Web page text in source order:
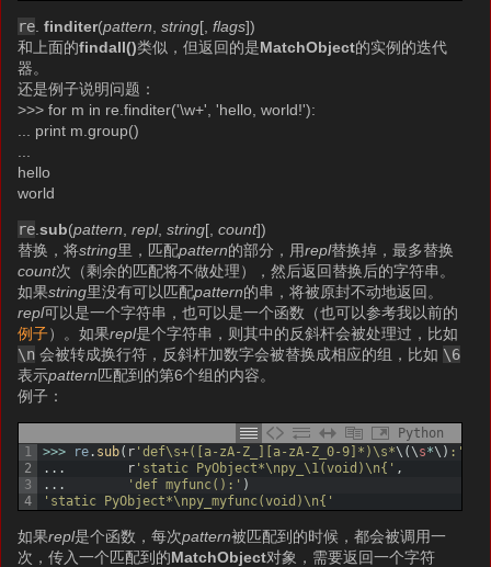
re finditer(pattern ,string[,flags])
和上面的findall()类似，但返回的是MatchObject的实例的迭代
器。
还是例子说明问题：
>>> for m in re.finditer('\w+', 'hello, world!'):
... print m.group()
hello
world
re .sub(pattern ,repl,string[,count])
替换，将string里，匹配pattern的部分，用repl替换掉，最多替换
count次（剩余的匹配将不做处理），然后返回替换后的字符串。
如果string里没有可以匹配pattern的串，将被原封不动地返回。
repl可以是一个字符串，也可以是一个函数（也可以参考我以前的
例子）。如果repl是个字符串，则其中的反斜杆会被处理过，比如
\n 会被转成换行符，反斜杆加数字会被替换成相应的组，比如 \6
表示pattern匹配到的第6个组的内容。
例子：
Python
1
2
3
4
>>> re. sub( r 'def\s+([a-zA-Z_][a-zA-Z_0-9]*)\s*\ (\s*\ ) :'
. . . r 'static PyObject*\npy_\1(void)\n{' ,
. . . 'def myfunc():' )
'static PyObject*\npy_myfunc(void)\n{'
如果repl是个函数，每次pattern被匹配到的时候，都会被调用一
次，传入一个匹配到的MatchObject对象，需要返回一个字符